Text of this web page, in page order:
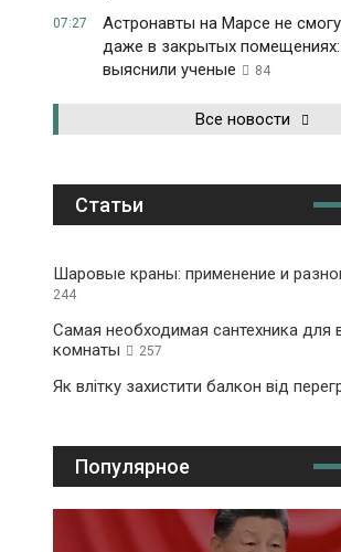
07:27
Астронавты на Марсе не
даже в закрытых помещениях:
выяснили ученые
84
Все новости
Статьи
Шаровые краны: применение и
244
Самая необходимая сантехника для
комнаты
257
Як влітку захистити балкон від
Популярное